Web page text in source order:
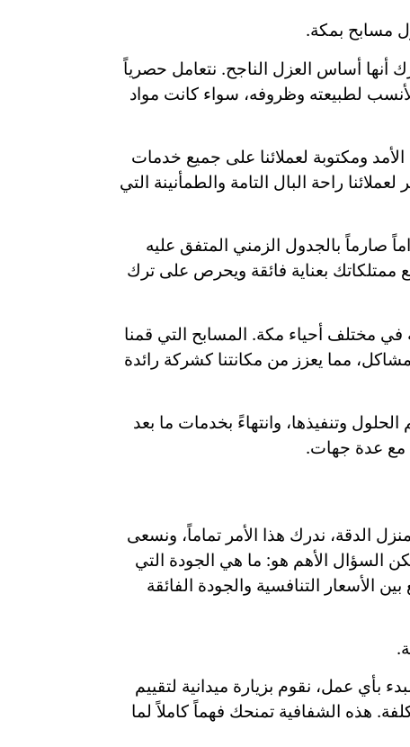
مسابح بمكة.
أنها أساس العزل الناجح. نتعامل حصرياً
لطبيعته وظروفه، سواء كانت مواد
ومكتوبة لعملائنا على جميع خدمات
راحة البال التامة والطمأنينة التي
صارماً بالجدول الزمني المتفق عليه
ممتلكاتك بعناية فائقة ويحرص على ترك
في مختلف أحياء مكة. المسابح التي قمنا
مما يعزز من مكانتنا كشركة رائدة
وتنفيذها، وانتهاءً بخدمات ما بعد
مع عدة جهات.
الدقة، ندرك هذا الأمر تماماً، ونسعى
السؤال الأهم هو: ما هي الجودة التي
التنافسية والجودة الفائقة
بأي عمل، نقوم بزيارة ميدانية لتقييم
هذه الشفافية تمنحك فهماً كاملاً لما